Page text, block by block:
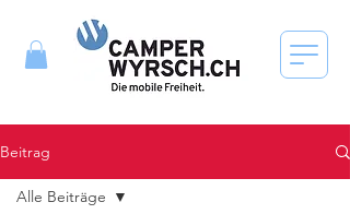
Beitrag
Alle Beiträge